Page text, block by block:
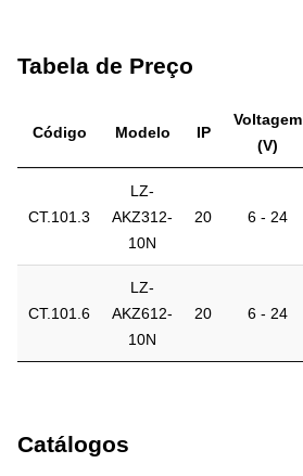
Tabela de Preço
Código Modelo IP
Voltagem
(V)
CT.101.3
LZ-
AKZ312-
10N
20 6 - 24
CT.101.6
LZ-
AKZ612-
10N
20 6 - 24
Catálogos